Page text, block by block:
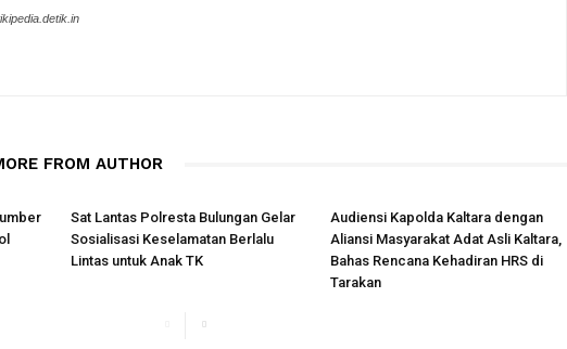
FROM AUTHOR
Sat Lantas Polresta Bulungan Gelar
Sosialisasi Keselamatan Berlalu
Lintas untuk Anak TK
Audiensi Kapolda Kaltara dengan
Aliansi Masyarakat Adat Asli Kaltara,
Bahas Rencana Kehadiran HRS di
Tarakan